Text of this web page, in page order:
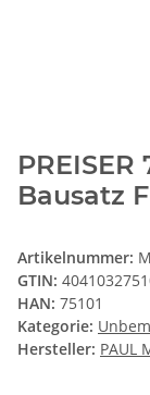
PREISER
Bausatz
Artikelnummer:
GTIN:
HAN: 75101
Kategorie:
Hersteller: PAUL